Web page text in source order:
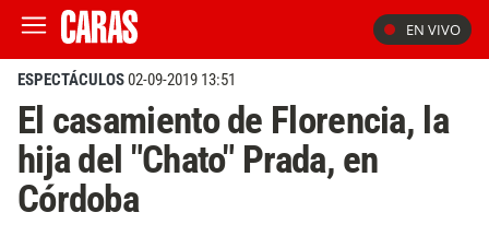
EN VIVO
ESPECTÁCULOS02-09-2019 13:51
El casamiento de Florencia, la
hija del "Chato" Prada, en
Córdoba